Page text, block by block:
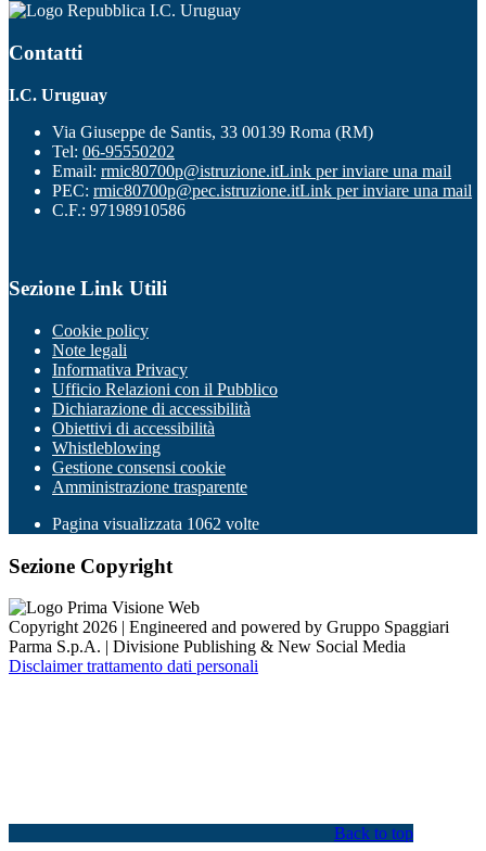
I.C. Uruguay
Contatti
I.C. Uruguay
Via Giuseppe de Santis, 33 00139 Roma (RM)
Tel: 06-95550202
Email: rmic80700p@istruzione.itLink per inviare una mail
PEC: rmic80700p@pec.istruzione.itLink per inviare una mail
C.F.: 97198910586
Sezione Link Utili
Cookie policy
Note legali
Informativa Privacy
Ufficio Relazioni con il Pubblico
Dichiarazione di accessibilità
Obiettivi di accessibilità
Whistleblowing
Gestione consensi cookie
Amministrazione trasparente
Pagina visualizzata 1062 volte
Sezione Copyright
Copyright 2026 | Engineered and powered by Gruppo Spaggiari
Parma S.p.A. | Divisione Publishing & New Social Media
Disclaimer trattamento dati personali
Back to top